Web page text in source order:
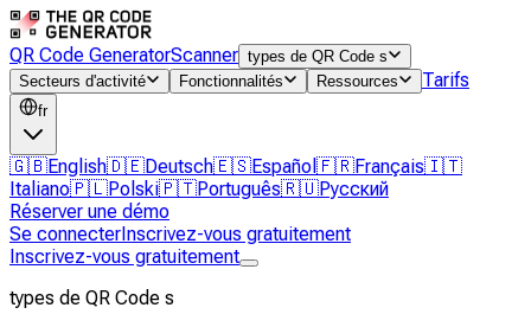
QR Code GeneratorScanner types de QR Code s
Secteurs d'activité
Fonctionnalités Ressources Tarifs
fr
🇬🇧English🇩🇪Deutsch🇪🇸Español 🇫🇷Français🇮🇹
Italiano🇵🇱Polski🇵🇹Português🇷🇺Русский
Réserver une démo
Se connecterInscrivez-vous gratuitement
Inscrivez-vous gratuitement
types de QR Code s